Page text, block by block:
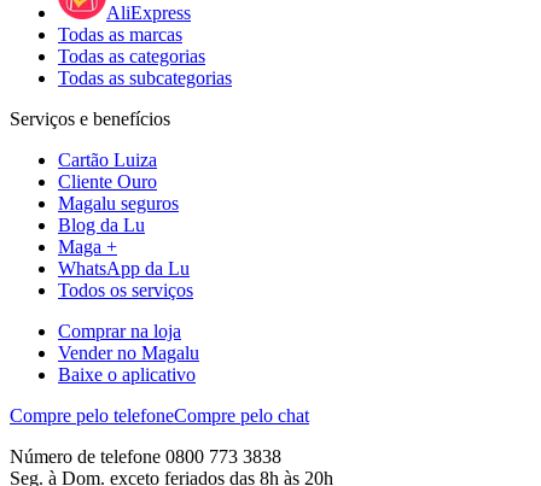
AliExpress
Todas as marcas
Todas as categorias
Todas as subcategorias
Serviços e benefícios
Cartão Luiza
Cliente Ouro
Magalu seguros
Blog da Lu
Maga +
WhatsApp da Lu
Todos os serviços
Comprar na loja
Vender no Magalu
Baixe o aplicativo
Compre pelo telefoneCompre pelo chat
Número de telefone 0800 773 3838
Seg. à Dom. exceto feriados das 8h às 20h